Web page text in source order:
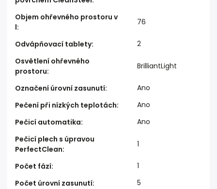
Objem ohřevného prostoru v
l:
76
Odvápňovací tablety:
2
Osvětlení ohřevného
prostoru:
BrilliantLight
Označení úrovní zasunutí:
Ano
Pečení při nízkých teplotách:
Ano
Pečicí automatika:
Ano
Pečicí plech s úpravou
PerfectClean:
1
Počet fází:
1
Počet úrovní zasunutí:
5